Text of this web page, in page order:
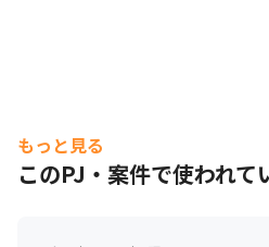
もっと見る
このPJ・案件で使われて